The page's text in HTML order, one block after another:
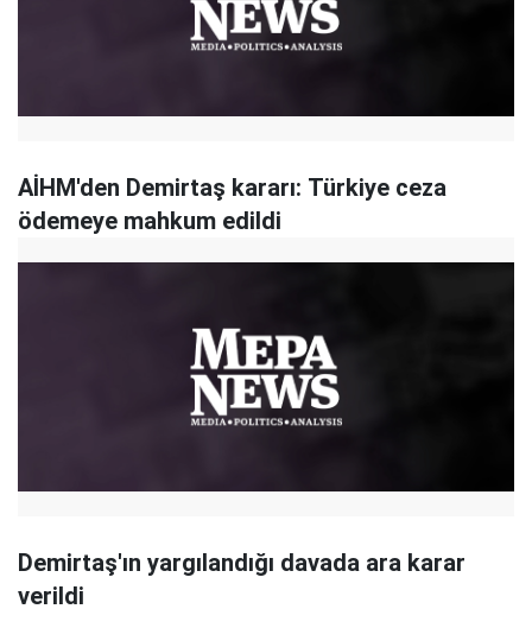
AİHM'den Demirtaş kararı: Türkiye ceza
ödemeye mahkum edildi
Demirtaş'ın yargılandığı davada ara karar
verildi